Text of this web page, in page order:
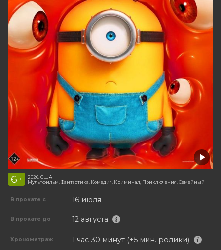
6 +
2026, США
Мультфильм, Фантастика, Комедия, Криминал, Приключения, Семейный
В прокате с 16 июля
В прокате до 12 августа
Хронометраж 1 час 30 минут (+5 мин. ролики)